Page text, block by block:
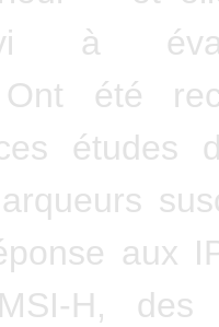
à
Ont été
études
aux
H, des